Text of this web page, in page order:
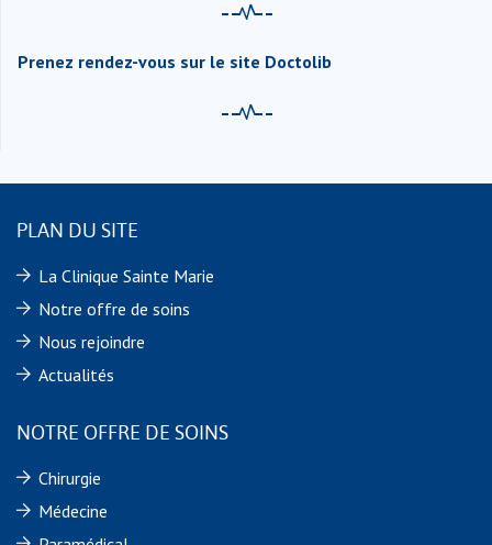
Prenez rendez-vous sur le site Doctolib
PLAN DU SITE
La Clinique Sainte Marie
Notre offre de soins
Nous rejoindre
Actualités
NOTRE OFFRE DE SOINS
Chirurgie
Médecine